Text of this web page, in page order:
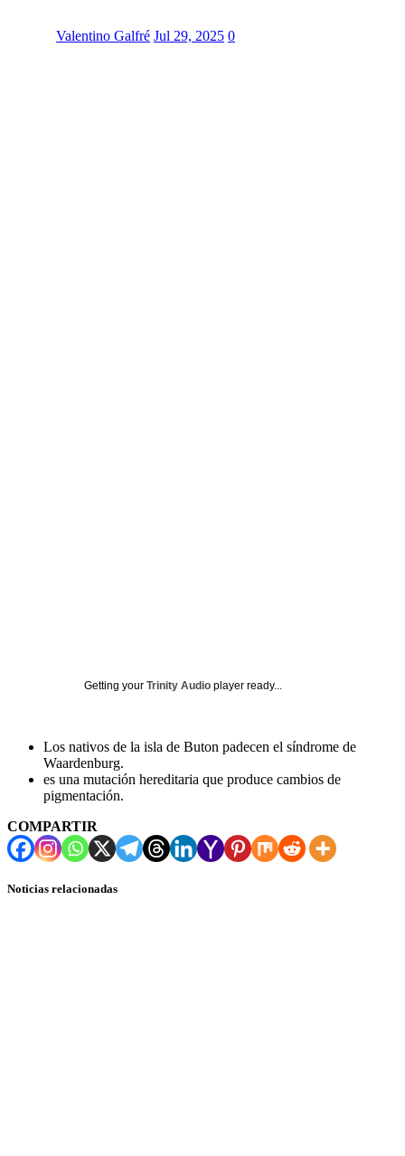
Valentino Galfré Jul 29, 2025 0
Getting your Trinity Audio player ready...
Los nativos de la isla de Buton padecen el síndrome de
Waardenburg.
es una mutación hereditaria que produce cambios de
pigmentación.
COMPARTIR
Noticias relacionadas